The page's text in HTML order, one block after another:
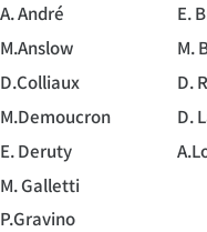
A. André
M.Anslow
D.Colliaux
M.Demoucron
E. Deruty
M. Galletti
P.Gravino
E.
M.
D.
D.